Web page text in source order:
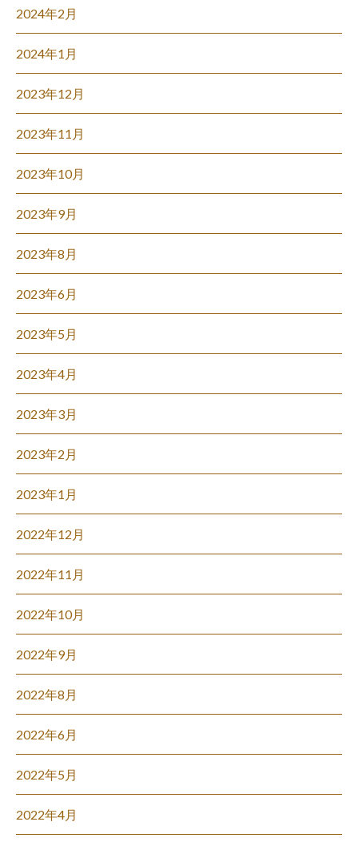
2024年2月
2024年1月
2023年12月
2023年11月
2023年10月
2023年9月
2023年8月
2023年6月
2023年5月
2023年4月
2023年3月
2023年2月
2023年1月
2022年12月
2022年11月
2022年10月
2022年9月
2022年8月
2022年6月
2022年5月
2022年4月